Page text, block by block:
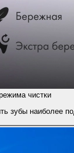
чистки
зубы наиболее